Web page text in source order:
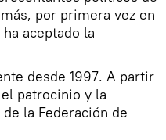
por primera vez en
aceptado la
desde 1997. A partir
patrocinio y la
la Federación de